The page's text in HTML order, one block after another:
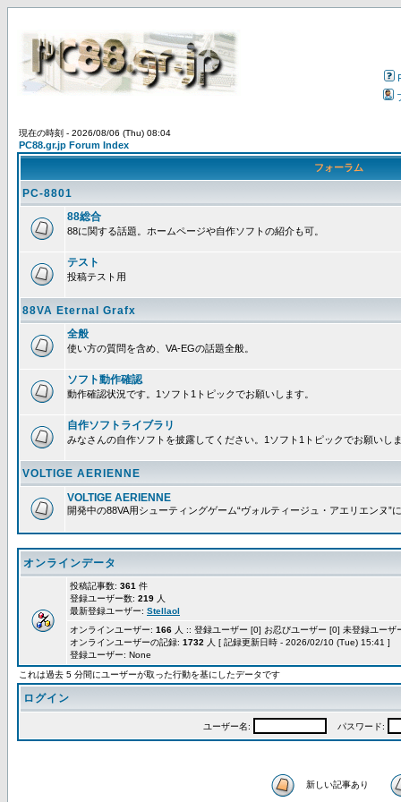
現在の時刻 - 2026/08/06 (Thu) 08:04
PC88.gr.jp Forum Index
フォーラム
PC-8801
88総合
88に関する話題。ホームページや自作ソフトの紹介も可。
テスト
投稿テスト用
88VA Eternal Grafx
全般
使い方の質問を含め、VA-EGの話題全般。
ソフト動作確認
動作確認状況です。1ソフト1トピックでお願いします。
自作ソフトライブラリ
みなさんの自作ソフトを披露してください。1ソフト1トピックでお願いし
VOLTIGE AERIENNE
VOLTIGE AERIENNE
開発中の88VA用シューティングゲーム“ヴォルティージュ・アエリエンヌ”
オンラインデータ
投稿記事数: 361 件
登録ユーザー数: 219 人
最新登録ユーザー: Stellaol
オンラインユーザー: 166 人 :: 登録ユーザー [0] お忍びユーザー [0] 未登録ユー
オンラインユーザーの記録: 1732 人 [ 記録更新日時 - 2026/02/10 (Tue) 15:41 ]
登録ユーザー: None
これは過去 5 分間にユーザーが取った行動を基にしたデータです
ログイン
ユーザー名: パスワード:
新しい記事あり